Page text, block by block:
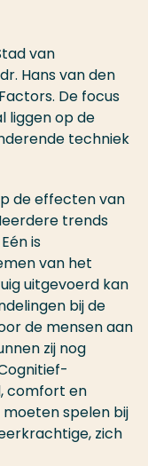
van
Hans van den
De focus
liggen op de
techniek
de effecten van
trends
is
van het
uitgevoerd kan
bij de
de mensen aan
zij nog
comfort en
spelen bij
zich